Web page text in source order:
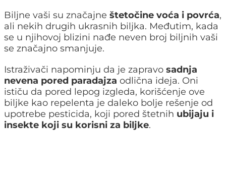
Biljne vaši su značajne štetočine voća i povrća,
ali nekih drugih ukrasnih biljka. Međutim, kada
se u njihovoj blizini nađe neven broj biljnih vaši
se značajno smanjuje.
Istraživači napominju da je zapravo sadnja
nevena pored paradajza odlična ideja. Oni
ističu da pored lepog izgleda, korišćenje ove
biljke kao repelenta je daleko bolje rešenje od
upotrebe pesticida, koji pored štetnih ubijaju i
insekte koji su korisni za biljke.